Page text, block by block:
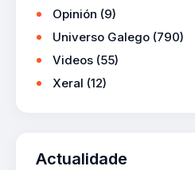
Opinión (9)
Universo Galego (790)
Videos (55)
Xeral (12)
Actualidade